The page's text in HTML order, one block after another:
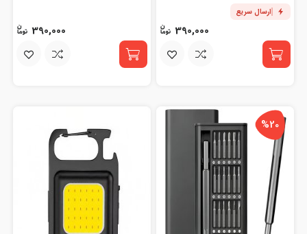
ارسال سریع
390,000
390,000
%20